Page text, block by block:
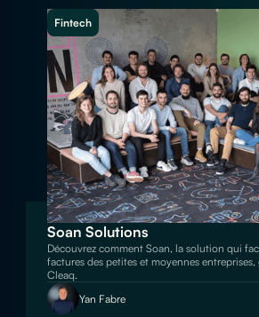
Fintech
Soan Solutions
Découvrez comment Soan, la solution qui
factures des petites et moyennes entreprises,
Cleaq.
Yan Fabre